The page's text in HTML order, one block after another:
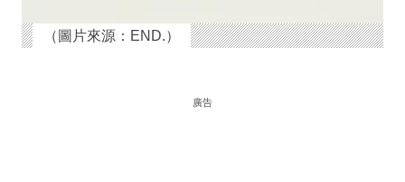
（圖片來源：END.）
廣告